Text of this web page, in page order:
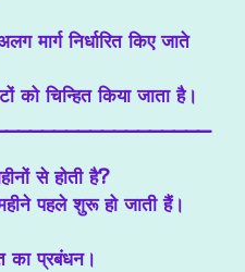
निर्धारित किए जाते
चिन्हित किया जाता है।
से होती है?
पहले शुरू हो जाती हैं।
का प्रबंधन।